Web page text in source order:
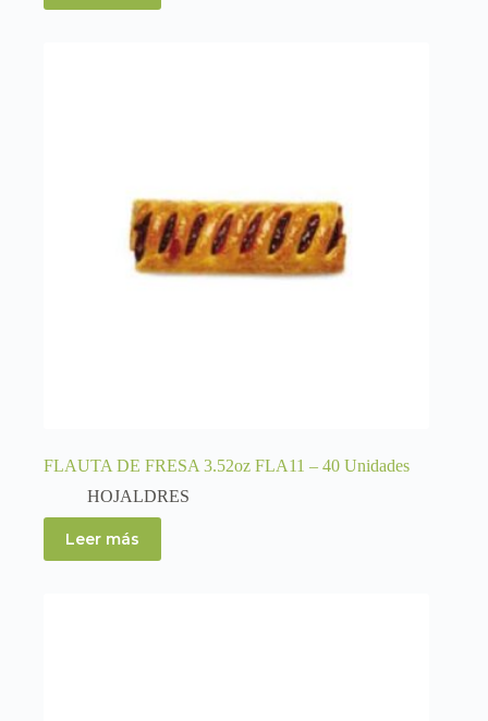
FLAUTA DE FRESA 3.52oz FLA11 – 40 Unidades
HOJALDRES
Leer más